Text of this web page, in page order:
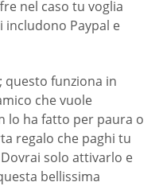
nel caso tu voglia
Paypal e
questo funziona in
che vuole
lo ha fatto per paura o
regalo che paghi tu
solo attivarlo e
bellissima